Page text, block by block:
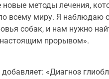
методы лечения,
всему миру. Я наблюдаю
собак, и нам нужно
прорывом».
«Диагноз